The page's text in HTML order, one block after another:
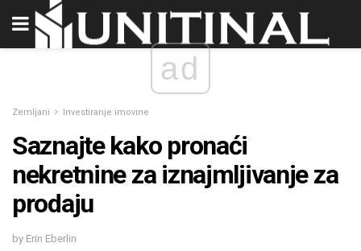
ad
Zemljani Investiranje imovine
Saznajte kako pronaći
nekretnine za iznajmljivanje za
prodaju
by Erin Eberlin